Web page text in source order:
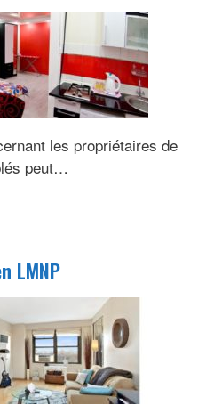
les propriétaires de
peut…
LMNP